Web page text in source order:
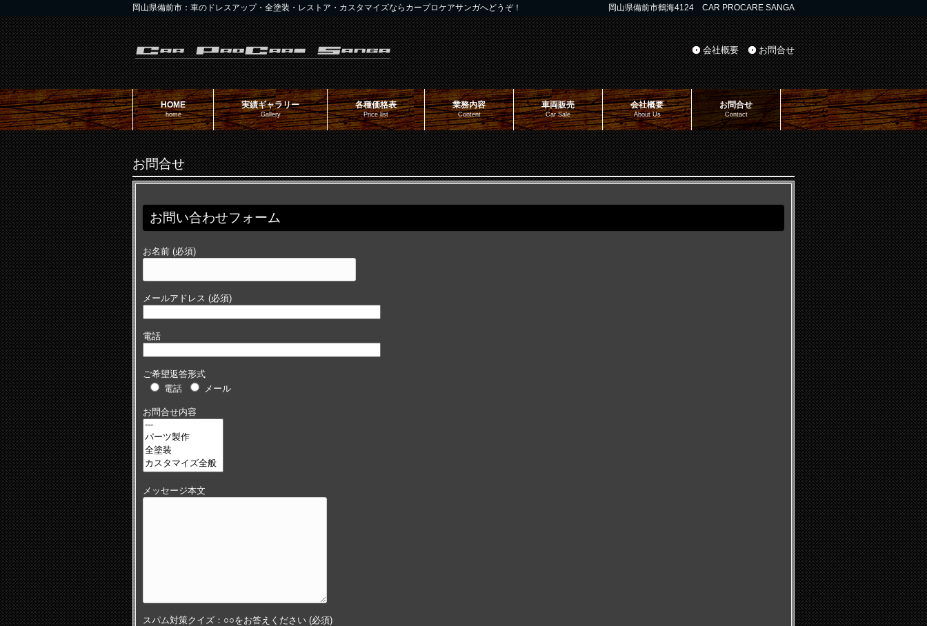
岡山県備前市：車のドレスアップ・全塗装・レストア・カスタマイズならカープロケアサンガへどうぞ！ 岡山県備前市鶴海4124 CAR PROCARE SANGA
会社概要 お問合せ
HOME
home
実績ギャラリー
Gallery
各種価格表
Price list
業務内容
Content
車両販売
Car Sale
会社概要
About Us
お問合せ
Contact
お問合せ
お問い合わせフォーム
お名前 (必須)
メールアドレス (必須)
電話
ご希望返答形式
電話
メール
お問合せ内容
メッセージ本文
スパム対策クイズ：○○をお答えください (必須)